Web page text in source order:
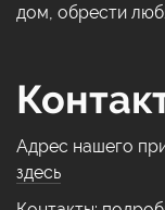
дом, обрести
Адрес нашего
здесь